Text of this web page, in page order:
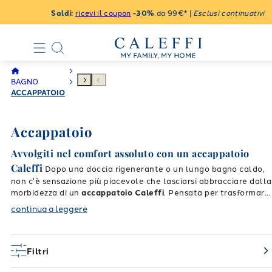
Saldi: ricevi il coupon -30% da 99€* | Esclusi continuativi
BAGNO
ACCAPPATOIO
Accappatoio
Avvolgiti nel comfort assoluto con un accappatoio
Caleffi Dopo una doccia rigenerante o un lungo bagno caldo,
non c'è sensazione più piacevole che lasciarsi abbracciare dalla
morbidezza di unaccappatoio Caleffi. Pensata per trasformare
i tuoi momenti di relax in un'autentica esperienza di benessere,
la nostra collezione unisce la raffinatezza del design alla
per la palestra, troverai sempre la soluzione ideale per sentirti
continua a leggere
Filtri